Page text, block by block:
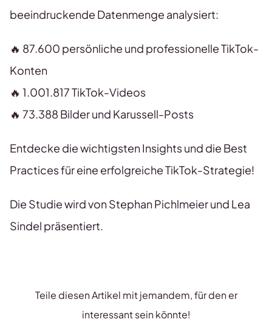
beeindruckende Datenmenge analysiert:
🔥 87.600 persönliche und professionelle TikTok-
Konten
🔥 1.001.817 TikTok-Videos
🔥 73.388 Bilder und Karussell-Posts
Entdecke die wichtigsten Insights und die Best
Practices für eine erfolgreiche TikTok-Strategie!
Die Studie wird von Stephan Pichlmeier und Lea
Sindel präsentiert.
Teile diesen Artikel mit jemandem, für den er
interessant sein könnte!